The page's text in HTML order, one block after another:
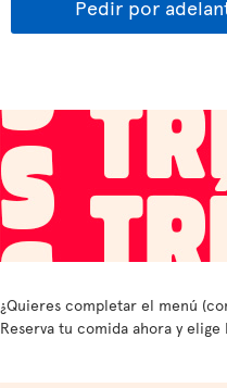
Pedir por
¿Quieres completar el menú
Reserva tu comida ahora y